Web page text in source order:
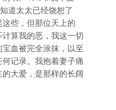
道太太已经饶恕了
些，但那位天上的
算我的恶，我这一切
血被完全涂抹，以至
记录。我抱着妻子痛
大爱，是那样的长阔